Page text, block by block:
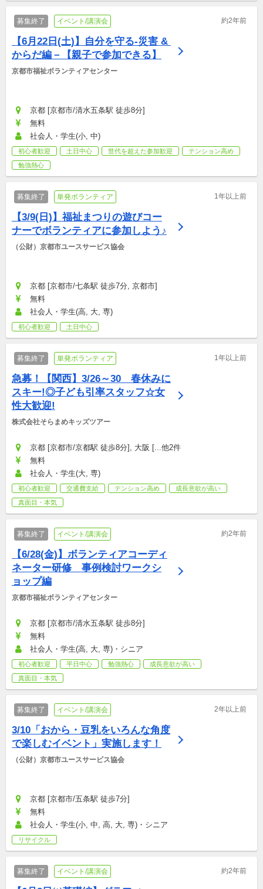
募集終了 イベント/講演会 約2年前
【6月22日(土)】自分を守る-災害 &
からだ編－【親子で参加できる】
京都市福祉ボランティアセンター
京都 [京都市/清水五条駅 徒歩8分]
無料
社会人・学生(小, 中)
初心者歓迎 土日中心 世代を超えた参加歓迎
テンション高め
勉強熱心
募集終了 単発ボランティア 1年以上前
【3/9(日)】福祉まつりの遊びコー
ナーでボランティアに参加しよう♪
（公財）京都市ユースサービス協会
京都 [京都市/七条駅 徒歩7分, 京都市]
無料
社会人・学生(高, 大, 専)
初心者歓迎 土日中心
募集終了 単発ボランティア 1年以上前
急募！【関西】3/26～30　春休みに
スキー!◎子ども引率スタッフ☆女
性大歓迎!
株式会社そらまめキッズツアー
京都 [京都市/京都駅 徒歩8分], 大阪 [...他2件
無料
社会人・学生(大, 専)
初心者歓迎 交通費支給 テンション高め
成長意欲が高い
真面目・本気
募集終了 イベント/講演会 約2年前
【6/28(金)】ボランティアコーディ
ネーター研修　事例検討ワークシ
ョップ編
京都市福祉ボランティアセンター
京都 [京都市/清水五条駅 徒歩8分]
無料
社会人・学生(高, 大, 専)・シニア
初心者歓迎 平日中心 勉強熱心
成長意欲が高い
真面目・本気
募集終了 イベント/講演会 2年以上前
3/10「おから・豆乳をいろんな角度
で楽しむイベント」実施します！
（公財）京都市ユースサービス協会
京都 [京都市/五条駅 徒歩7分]
無料
社会人・学生(小, 中, 高, 大, 専)・シニア
リサイクル
募集終了 イベント/講演会 約2年前